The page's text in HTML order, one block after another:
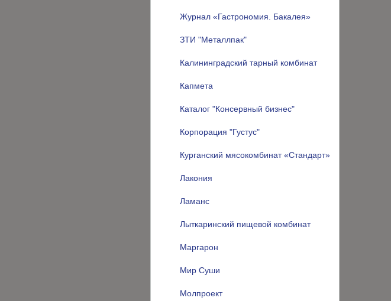
Журнал «Гастрономия. Бакалея»
ЗТИ "Металлпак"
Калининградский тарный комбинат
Капмета
Каталог "Консервный бизнес"
Корпорация "Густус"
Курганский мясокомбинат «Стандарт»
Лакония
Ламанс
Лыткаринский пищевой комбинат
Маргарон
Мир Суши
Молпроект